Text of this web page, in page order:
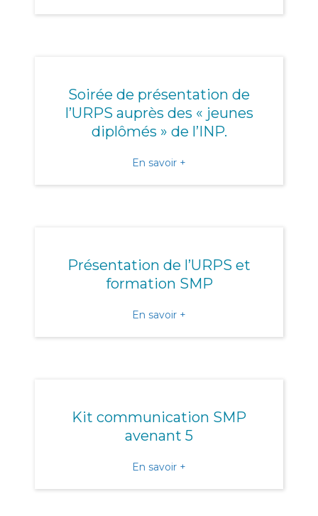
Soirée de présentation de
l’URPS auprès des « jeunes
diplômés » de l’INP.
En savoir +
Présentation de l’URPS et
formation SMP
En savoir +
Kit communication SMP
avenant 5
En savoir +